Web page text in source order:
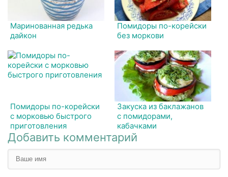
Маринованная редька
дайкон
Помидоры по-корейски
без моркови
Помидоры по-корейски
с морковью быстрого
приготовления
Закуска из баклажанов
с помидорами,
кабачками
Добавить комментарий